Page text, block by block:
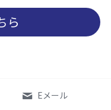
ら
Eメール